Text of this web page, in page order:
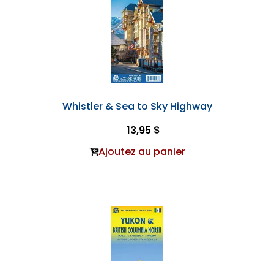
Whistler & Sea to Sky Highway
13,95 $
Ajoutez au panier